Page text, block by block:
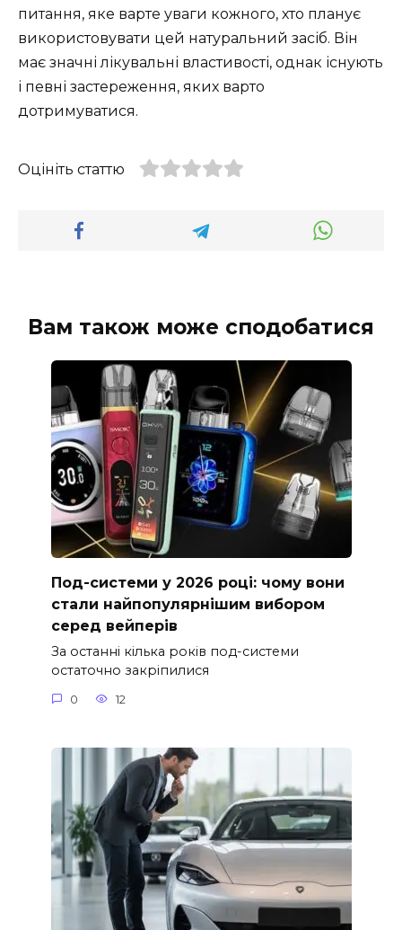
питання, яке варте уваги кожного, хто планує
використовувати цей натуральний засіб. Він
має значні лікувальні властивості, однак існують
і певні застереження, яких варто
дотримуватися.
Оцініть статтю
Вам також може сподобатися
Под-системи у 2026 році: чому вони
стали найпопулярнішим вибором
серед вейперів
За останні кілька років под-системи
остаточно закріпилися
0 12